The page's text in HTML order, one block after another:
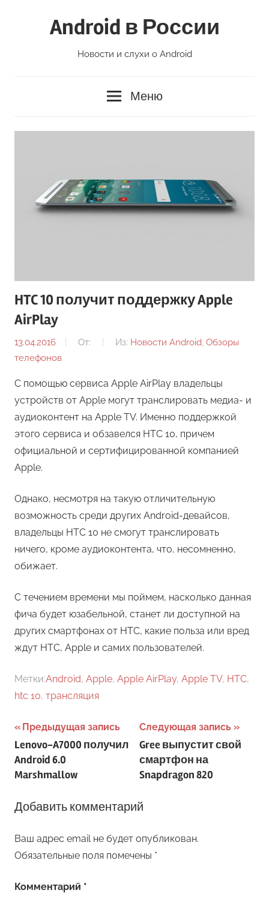
Android в России
Новости и слухи о Android
Меню
HTC 10 получит поддержку Apple
AirPlay
13.04.2016 От: Из: Новости Android, Обзоры
телефонов
С помощью сервиса Apple AirPlay владельцы
устройств от Apple могут транслировать медиа- и
аудиоконтент на Apple TV. Именно поддержкой
этого сервиса и обзавелся HTC 10, причем
официальной и сертифицированной компанией
Apple.
Однако, несмотря на такую отличительную
возможность среди других Android-девайсов,
владельцы HTC 10 не смогут транслировать
ничего, кроме аудиоконтента, что, несомненно,
обижает.
С течением времени мы поймем, насколько данная
фича будет юзабельной, станет ли доступной на
других смартфонах от HTC, какие польза или вред
ждут HTC, Apple и самих пользователей.
Метки:Android, Apple, Apple AirPlay, Apple TV, HTC,
htc 10, трансляция
Навигация
по
записям
Предыдущая запись
Lenovo-A7000 получил
Android 6.0
Marshmallow
Следующая запись
Gree выпустит свой
смартфон на
Snapdragon 820
Добавить комментарий
Ваш адрес email не будет опубликован.
Обязательные поля помечены *
Комментарий *